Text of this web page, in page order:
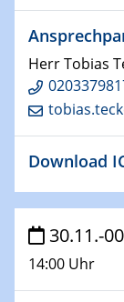
14.01.2025
SFB 1242
15.01.2025
Comets – Why
15.01.2025
Make it and
Herr Tobias
Download
14:00 Uhr